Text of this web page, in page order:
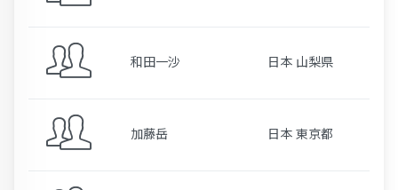
和田一沙 日本 山梨県
加藤岳 日本 東京都